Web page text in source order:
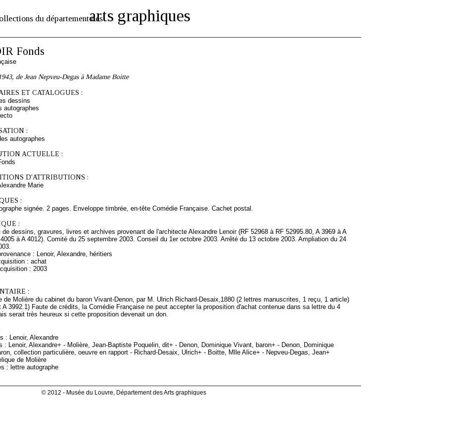
du département desarts graphiques
Fonds
de Jean Nepveu-Degas à Madame Boitte
ET CATALOGUES :
dessins
autographes
:
autographes
ACTUELLE :
D'ATTRIBUTIONS :
Marie
:
signée. 2 pages. Enveloppe timbrée, en-tête Comédie Française. Cachet postal.
:
de dessins, gravures, livres et archives provenant de l'architecte Alexandre Lenoir (RF 52968 à RF 52995.80, A 3969 à A
à A 4012). Comité du 25 septembre 2003. Conseil du 1er octobre 2003. Arrêté du 13 octobre 2003. Ampliation du 24
: Lenoir, Alexandre, héritiers
: achat
: 2003
:
de Molière du cabinet du baron Vivant-Denon, par M. Ulrich Richard-Desaix,1880 (2 lettres manuscrites, 1 reçu, 1 article)
A 3992.1) Faute de crédits, la Comédie Française ne peut accepter la proposition d'achat contenue dans sa lettre du 4
serait très heureux si cette proposition devenait un don.
: Lenoir, Alexandre
: Lenoir, Alexandre+ - Molière, Jean-Baptiste Poquelin, dit+ - Denon, Dominique Vivant, baron+ - Denon, Dominique
collection particulière, oeuvre en rapport - Richard-Desaix, Ulrich+ - Boitte, Mlle Alice+ - Nepveu-Degas, Jean+
de Molière
: lettre autographe
© 2012 - Musée du Louvre, Département des Arts graphiques